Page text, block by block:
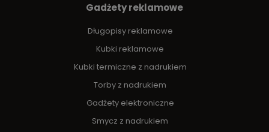
Gadżety reklamowe
Długopisy reklamowe
Kubki reklamowe
Kubki termiczne z nadrukiem
Torby z nadrukiem
Gadżety elektroniczne
Smycz z nadrukiem